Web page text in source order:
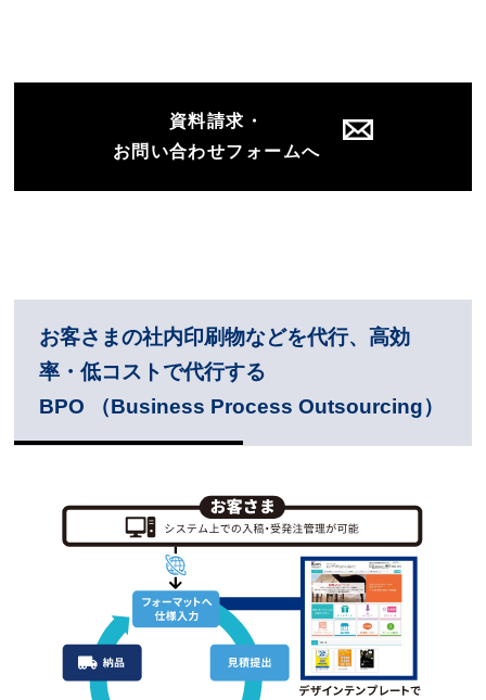
資料請求・
お問い合わせフォームへ
お客さまの社内印刷物などを代行、高効
率・低コストで代行する
BPO （Business Process Outsourcing）